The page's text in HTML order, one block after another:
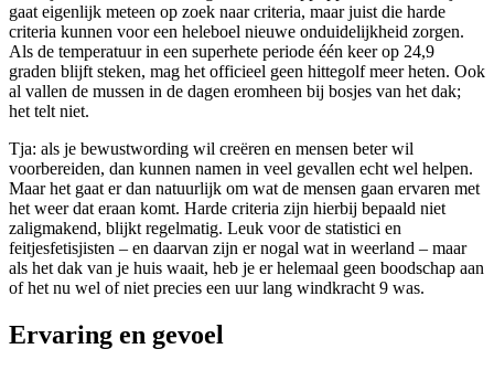
gaat eigenlijk meteen op zoek naar criteria, maar juist die harde
criteria kunnen voor een heleboel nieuwe onduidelijkheid zorgen.
Als de temperatuur in een superhete periode één keer op 24,9
graden blijft steken, mag het officieel geen hittegolf meer heten. Ook
al vallen de mussen in de dagen eromheen bij bosjes van het dak;
het telt niet.
Tja: als je bewustwording wil creëren en mensen beter wil
voorbereiden, dan kunnen namen in veel gevallen echt wel helpen.
Maar het gaat er dan natuurlijk om wat de mensen gaan ervaren met
het weer dat eraan komt. Harde criteria zijn hierbij bepaald niet
zaligmakend, blijkt regelmatig. Leuk voor de statistici en
feitjesfetisjisten – en daarvan zijn er nogal wat in weerland – maar
als het dak van je huis waait, heb je er helemaal geen boodschap aan
of het nu wel of niet precies een uur lang windkracht 9 was.
Ervaring en gevoel